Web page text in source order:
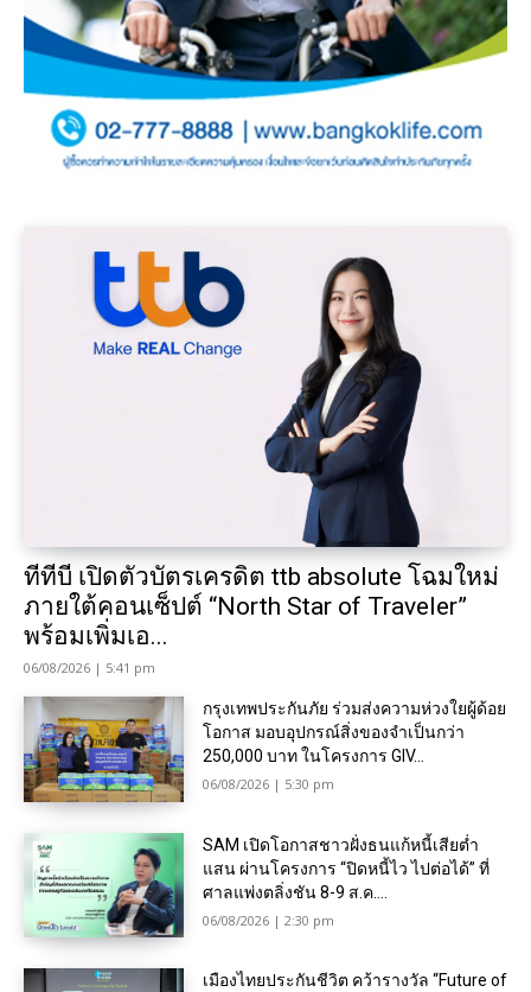
ทีทีบี เปิดตัวบัตรเครดิต ttb absolute โฉมใหม่
ภายใต้คอนเซ็ปต์ “North Star of Traveler”
พร้อมเพิ่มเอ...
06/08/2026 | 5:41 pm
กรุงเทพประกันภัย ร่วมส่งความห่วงใยผู้ด้อย
โอกาส มอบอุปกรณ์สิ่งของจำเป็นกว่า
250,000 บาท ในโครงการ GIV...
06/08/2026 | 5:30 pm
SAM เปิดโอกาสชาวฝั่งธนแก้หนี้เสียต่ำ
แสน ผ่านโครงการ “ปิดหนี้ไว ไปต่อได้” ที่
ศาลแพ่งตลิ่งชัน 8-9 ส.ค....
06/08/2026 | 2:30 pm
เมืองไทยประกันชีวิต คว้ารางวัล “Future of